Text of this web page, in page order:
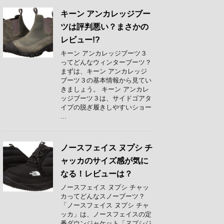
キーン アンカレッジブー
ツは評判悪い？まさかの
レビュー!?
キーン アンカレッジブーツ３
ってどんなウィンターブーツ？
まずは、キーン アンカレッジ
ブーツ３の基本情報から見てい
きましょう。 キーン アンカレ
ッジブーツ３は、サイドゴアタ
イプの脱ぎ履きしやすいショー
...
ノースフェイス ヌプシ チ
ャッカのサイズ感が気に
なる！レビューは？
ノースフェイス ヌプシ チャッ
カってどんなスノーブーツ？
「ノースフェイス ヌプシ チャ
ッカ」は、ノースフェイスの定